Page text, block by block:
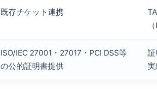
既存チケット連携
ISO/IEC 27001・27017・PCI DSS等
の公的証明書提供
実